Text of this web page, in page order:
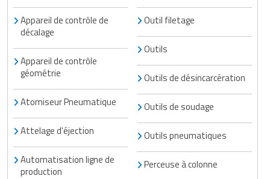
Tuyau flexible
Tuyau galvanisé
Tuyau renforcé
Ventilateurs et aération d'atelier
Equipements pour stade et terrain
sportif
Jeu gymnique
Matériel de musculation
Vêtement sportif
Présentoir pour restaurant
Réchaud professionnel
Réfrigérateur professionnel
Restauration foraine
Robinetterie professionnelle
Rôtisserie professionnelle
Appareil de contrôle de
décalage
Appareil de contrôle
géométrie
Atomiseur Pneumatique
Attelage d'éjection
Automatisation ligne de
production
Outil filetage
Outils
Outils de désincarcération
Outils de soudage
Outils pneumatiques
Perceuse à colonne